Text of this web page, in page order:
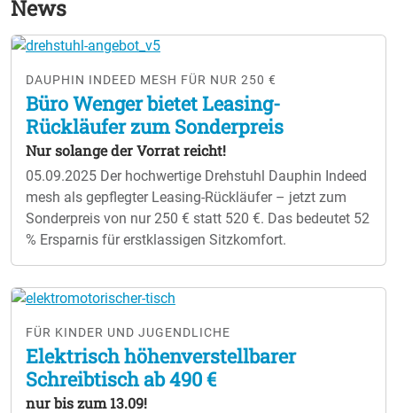
News
DAUPHIN INDEED MESH FÜR NUR 250 €
Büro Wenger bietet Leasing-
Rückläufer zum Sonderpreis
Nur solange der Vorrat reicht!
05.09.2025 Der hochwertige Drehstuhl Dauphin Indeed
mesh als gepflegter Leasing-Rückläufer – jetzt zum
Sonderpreis von nur 250 € statt 520 €. Das bedeutet 52
% Ersparnis für erstklassigen Sitzkomfort.
FÜR KINDER UND JUGENDLICHE
Elektrisch höhenverstellbarer
Schreibtisch ab 490 €
nur bis zum 13.09!